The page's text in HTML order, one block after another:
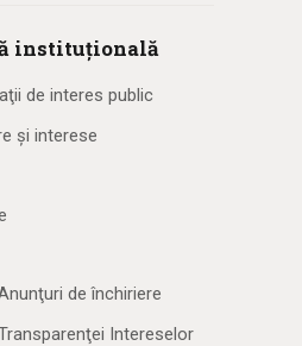
instituțională
de interes public
și interese
de închiriere
Intereselor